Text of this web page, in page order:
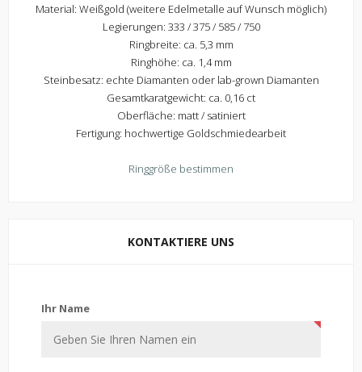
Material: Weißgold (weitere Edelmetalle auf Wunsch möglich)
Legierungen: 333 / 375 / 585 / 750
Ringbreite: ca. 5,3 mm
Ringhöhe: ca. 1,4 mm
Steinbesatz: echte Diamanten oder lab-grown Diamanten
Gesamtkaratgewicht: ca. 0,16 ct
Oberfläche: matt / satiniert
Fertigung: hochwertige Goldschmiedearbeit
Ringgröße bestimmen
KONTAKTIERE UNS
Ihr Name